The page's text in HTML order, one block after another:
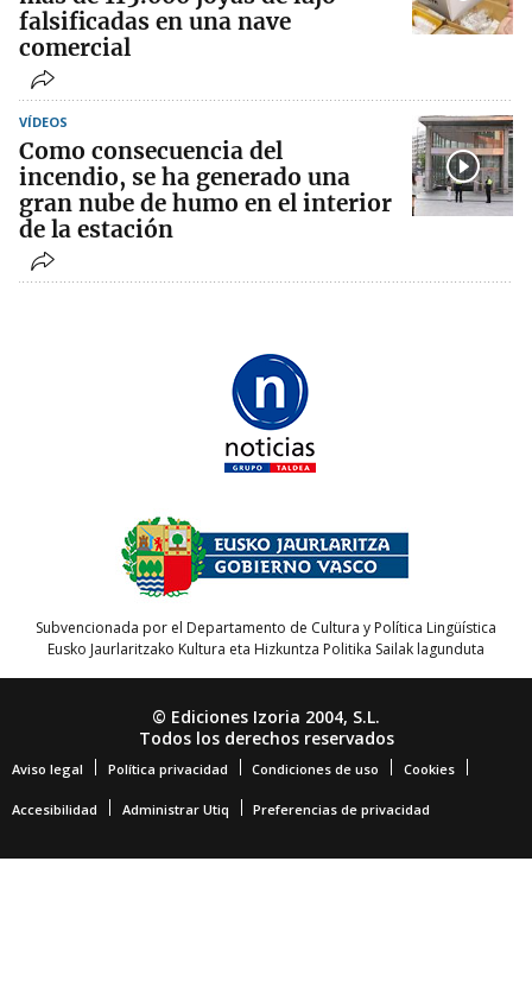
falsificadas en una nave
comercial
VÍDEOS
Como consecuencia del
incendio, se ha generado una
gran nube de humo en el interior
de la estación
Subvencionada por el Departamento de Cultura y Política Lingüística
Eusko Jaurlaritzako Kultura eta Hizkuntza Politika Sailak lagunduta
© Ediciones Izoria 2004, S.L.
Todos los derechos reservados
Aviso legal Política privacidad Condiciones de uso Cookies
Accesibilidad Administrar Utiq Preferencias de privacidad